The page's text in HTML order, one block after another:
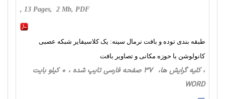
, 13 Pages, 2 Mb, PDF
طبقه بندی توده و بافت نرمال سینه: یک کلاسیفایر شبکه عصبی
کانولوشن با حوزه مکانی و تصاویر بافت
، کلیه گرایش ها، 37 صفحه فارسی تایپ شده ، 0 کیلو بایت
WORD